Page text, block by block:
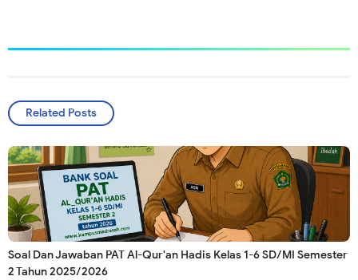
Related Posts
Soal Dan Jawaban PAT Al-Qur'an Hadis Kelas 1-6 SD/MI Semester
2 Tahun 2025/2026